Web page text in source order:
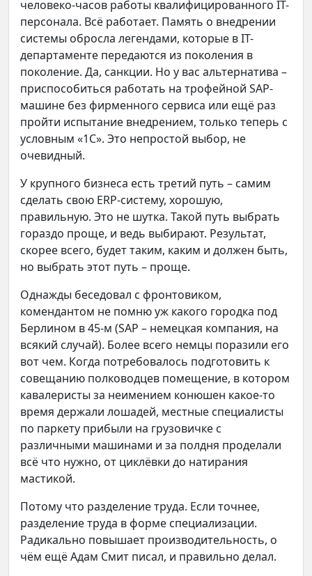
человеко-часов работы квалифицированного IT-
персонала. Всё работает. Память о внедрении
системы обросла легендами, которые в IT-
департаменте передаются из поколения в
поколение. Да, санкции. Но у вас альтернатива –
приспособиться работать на трофейной SAP-
машине без фирменного сервиса или ещё раз
пройти испытание внедрением, только теперь с
условным «1С». Это непростой выбор, не
очевидный.
У крупного бизнеса есть третий путь – самим
сделать свою ERP-систему, хорошую,
правильную. Это не шутка. Такой путь выбрать
гораздо проще, и ведь выбирают. Результат,
скорее всего, будет таким, каким и должен быть,
но выбрать этот путь – проще.
Однажды беседовал с фронтовиком,
комендантом не помню уж какого городка под
Берлином в 45-м (SAP – немецкая компания, на
всякий случай). Более всего немцы поразили его
вот чем. Когда потребовалось подготовить к
совещанию полководцев помещение, в котором
кавалеристы за неимением конюшен какое-то
время держали лошадей, местные специалисты
по паркету прибыли на грузовичке с
различными машинами и за полдня проделали
всё что нужно, от циклёвки до натирания
мастикой.
Потому что разделение труда. Если точнее,
разделение труда в форме специализации.
Радикально повышает производительность, о
чём ещё Адам Смит писал, и правильно делал.